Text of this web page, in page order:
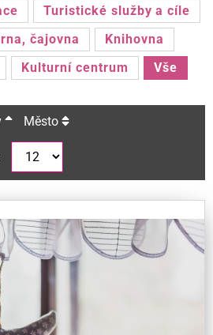
Turistické služby a cíle
čajovna
Knihovna
Kulturní centrum Vše
Město